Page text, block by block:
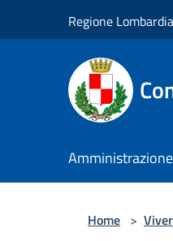
Regione Lombardia
Amministrazione
Home >